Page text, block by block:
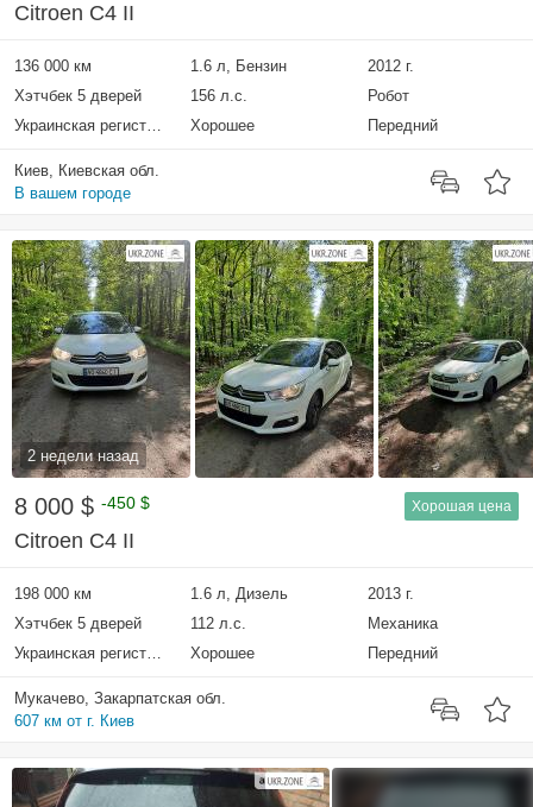
Citroen C4 II
136 000 км 1.6 л, Бензин
2012 г.
Хэтчбек 5 дверей
156 л.с.
Робот
Украинская регистрация
Хорошее Передний
Киев, Киевская обл.
В вашем городе
2 недели назад
8 000 $ -450 $ Хорошая цена
Citroen C4 II
198 000 км 1.6 л, Дизель
2013 г.
Хэтчбек 5 дверей
112 л.с.
Механика
Украинская регистрация
Хорошее Передний
Мукачево, Закарпатская обл.
607 км от г. Киев